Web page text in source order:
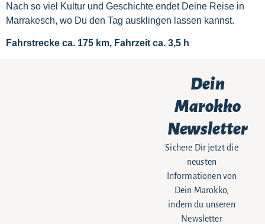
Nach so viel Kultur und Geschichte endet Deine Reise in
Marrakesch, wo Du den Tag ausklingen lassen kannst.
Fahrstrecke ca. 175 km, Fahrzeit ca. 3,5 h
Dein
Marokko
Newsletter
Sichere Dir jetzt die
neusten
Informationen von
Dein Marokko,
indem du unseren
Newsletter